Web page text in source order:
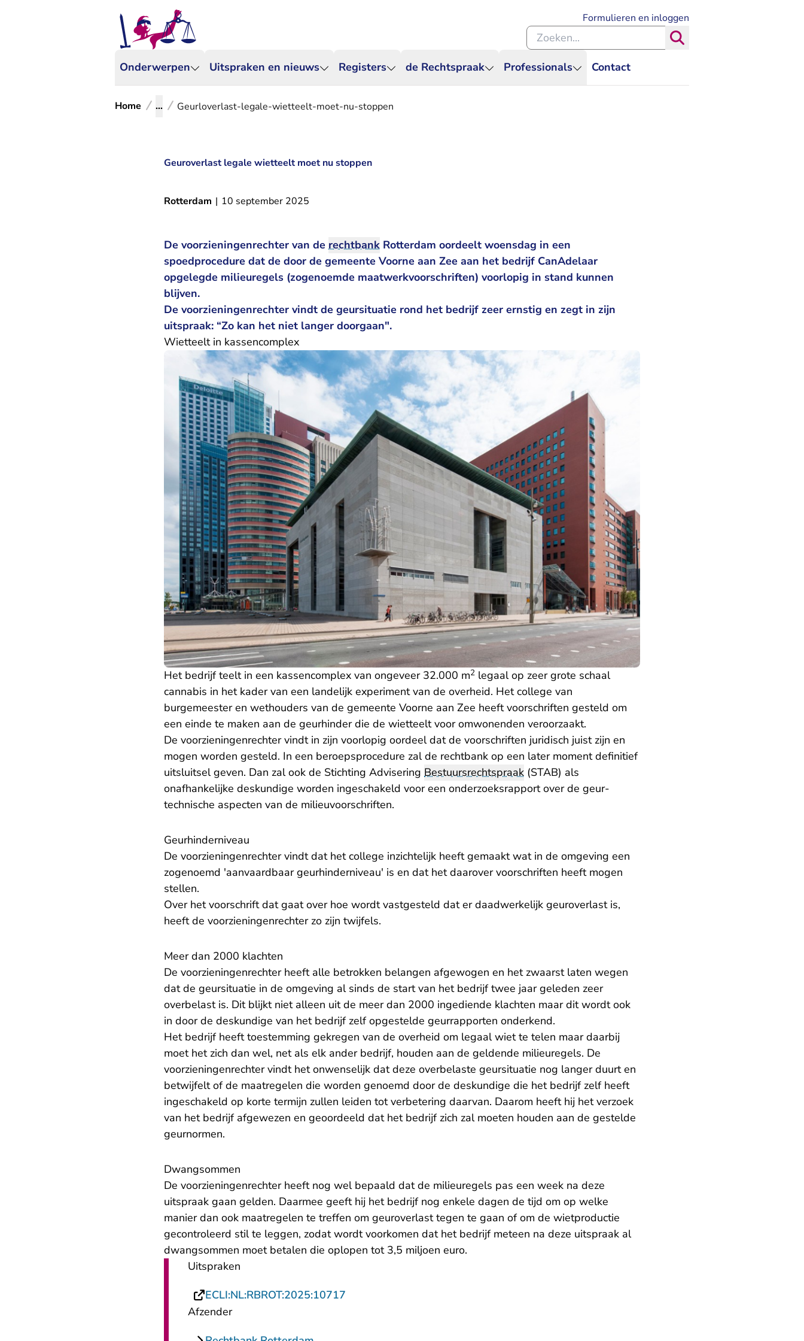
Onderwerpen Uitspraken en nieuws Registers de Rechtspraak Professionals Contact
Formulieren en inloggen
Zoeken binnen de Rechtspraak
Home ... Geurloverlast-legale-wietteelt-moet-nu-stoppen
Geuroverlast legale wietteelt moet nu stoppen
Rotterdam | 10 september 2025
De voorzieningenrechter van de rechtbank Rotterdam oordeelt woensdag in een
spoedprocedure dat de door de gemeente Voorne aan Zee aan het bedrijf CanAdelaar
opgelegde milieuregels (zogenoemde maatwerkvoorschriften) voorlopig in stand kunnen
blijven.
De voorzieningenrechter vindt de geursituatie rond het bedrijf zeer ernstig en zegt in zijn
uitspraak: “Zo kan het niet langer doorgaan".
Wietteelt in kassencomplex
Het bedrijf teelt in een kassencomplex van ongeveer 32.000 m2 legaal op zeer grote schaal
cannabis in het kader van een landelijk experiment van de overheid. Het college van
burgemeester en wethouders van de gemeente Voorne aan Zee heeft voorschriften gesteld om
een einde te maken aan de geurhinder die de wietteelt voor omwonenden veroorzaakt.
De voorzieningenrechter vindt in zijn voorlopig oordeel dat de voorschriften juridisch juist zijn en
mogen worden gesteld. In een beroepsprocedure zal de rechtbank op een later moment definitief
uitsluitsel geven. Dan zal ook de Stichting Advisering Bestuursrechtspraak (STAB) als
onafhankelijke deskundige worden ingeschakeld voor een onderzoeksrapport over de geur-
technische aspecten van de milieuvoorschriften.
Geurhinderniveau
De voorzieningenrechter vindt dat het college inzichtelijk heeft gemaakt wat in de omgeving een
zogenoemd 'aanvaardbaar geurhinderniveau' is en dat het daarover voorschriften heeft mogen
stellen.
Over het voorschrift dat gaat over hoe wordt vastgesteld dat er daadwerkelijk geuroverlast is,
heeft de voorzieningenrechter zo zijn twijfels.
Meer dan 2000 klachten
De voorzieningenrechter heeft alle betrokken belangen afgewogen en het zwaarst laten wegen
dat de geursituatie in de omgeving al sinds de start van het bedrijf twee jaar geleden zeer
overbelast is. Dit blijkt niet alleen uit de meer dan 2000 ingediende klachten maar dit wordt ook
in door de deskundige van het bedrijf zelf opgestelde geurrapporten onderkend.
Het bedrijf heeft toestemming gekregen van de overheid om legaal wiet te telen maar daarbij
moet het zich dan wel, net als elk ander bedrijf, houden aan de geldende milieuregels. De
voorzieningenrechter vindt het onwenselijk dat deze overbelaste geursituatie nog langer duurt en
betwijfelt of de maatregelen die worden genoemd door de deskundige die het bedrijf zelf heeft
ingeschakeld op korte termijn zullen leiden tot verbetering daarvan. Daarom heeft hij het verzoek
van het bedrijf afgewezen en geoordeeld dat het bedrijf zich zal moeten houden aan de gestelde
geurnormen.
Dwangsommen
De voorzieningenrechter heeft nog wel bepaald dat de milieuregels pas een week na deze
uitspraak gaan gelden. Daarmee geeft hij het bedrijf nog enkele dagen de tijd om op welke
manier dan ook maatregelen te treffen om geuroverlast tegen te gaan of om de wietproductie
gecontroleerd stil te leggen, zodat wordt voorkomen dat het bedrijf meteen na deze uitspraak al
dwangsommen moet betalen die oplopen tot 3,5 miljoen euro.
Uitspraken
ECLI:NL:RBROT:2025:10717
Afzender